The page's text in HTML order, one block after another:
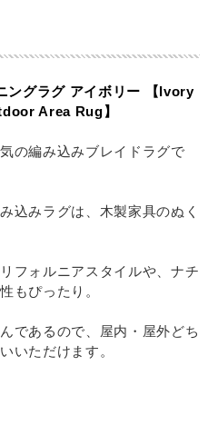
ングラグ アイボリー 【Ivory
Area Rug】
の編み込みブレイドラグで
込みラグは、木製家具のぬく
フォルニアスタイルや、ナチ
もぴったり。
であるので、屋内・屋外どち
いただけます。